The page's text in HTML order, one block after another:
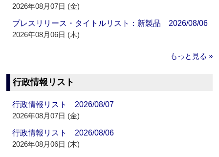
2026年08月07日 (金)
プレスリリース・タイトルリスト：新製品 2026/08/06
2026年08月06日 (木)
もっと見る »
行政情報リスト
行政情報リスト 2026/08/07
2026年08月07日 (金)
行政情報リスト 2026/08/06
2026年08月06日 (木)